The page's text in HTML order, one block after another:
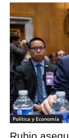
Política y Economía